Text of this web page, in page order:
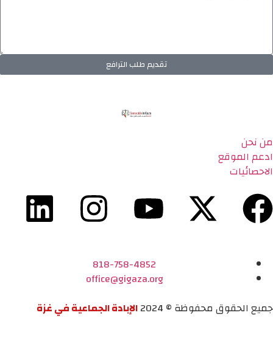
تقديم طلب الترافع
من نحن
ادعم الموقع
الاحصائيات
818-758-4852
office@gigaza.org
جميع الحقوق محفوظة © 2024
الإبادة الجماعية في غزة